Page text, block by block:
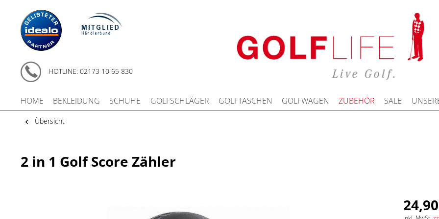
HOTLINE: 02173 10 65 830
HOME BEKLEIDUNG SCHUHE GOLFSCHLÄGER GOLFTASCHEN GOLFWAGEN ZUBEHÖR SALE
Übersicht
2 in 1 Golf Score Zähler